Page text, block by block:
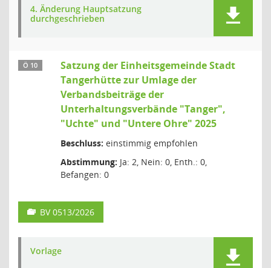
4. Änderung Hauptsatzung
durchgeschrieben
Ö 10
Satzung der Einheitsgemeinde Stadt
Tangerhütte zur Umlage der
Verbandsbeiträge der
Unterhaltungsverbände "Tanger",
"Uchte" und "Untere Ohre" 2025
Beschluss: einstimmig empfohlen
Abstimmung: Ja: 2, Nein: 0, Enth.: 0,
Befangen: 0
BV 0513/2026
Vorlage